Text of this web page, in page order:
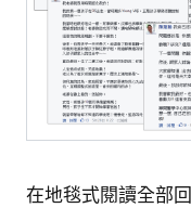
在地毯式閱讀全部